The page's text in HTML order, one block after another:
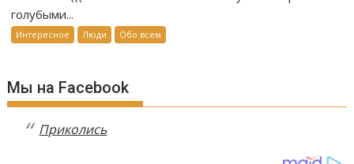
голубыми...
Интересное Люди Обо всем
Мы на Facebook
Приколись